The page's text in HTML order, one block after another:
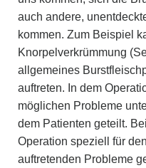
auch andere,
kommen. Zum Beispiel
Knorpelverkrümmung
allgemeines
auftreten. In dem
möglichen Probleme
dem Patienten geteilt.
Operation speziell für
auftretenden Probleme